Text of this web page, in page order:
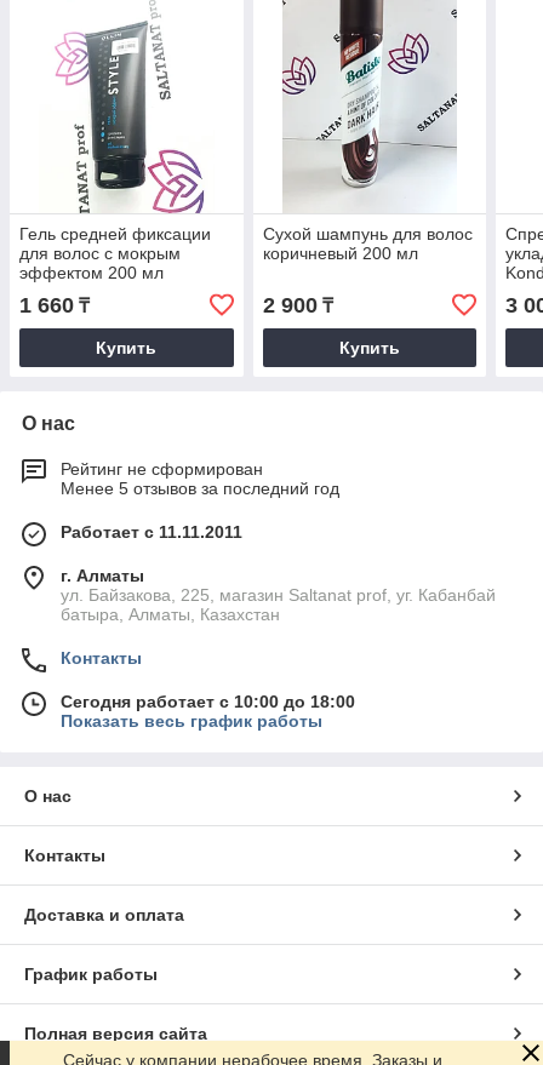
Гель средней фиксации
для волос с мокрым
эффектом 200 мл
1 660 ₸
Купить
Сухой шампунь для волос
коричневый 200 мл
2 900₸
Купить
3
О нас
Рейтинг не сформирован
Менее 5 отзывов за последний год
Работает с 11.11.2011
г. Алматы
ул. Байзакова, 225, магазин Saltanat prof, уг. Кабанбай
батыра, Алматы, Казахстан
Контакты
Сегодня работает с 10:00 до 18:00
Показать весь график работы
О нас
Контакты
Доставка и оплата
График работы
Полная версия сайта
Сейчас у компании нерабочее время. Заказы и